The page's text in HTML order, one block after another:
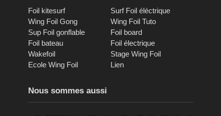
Foil kitesurf
Surf Foil éléctrique
Wing Foil Gong
Wing Foil Tuto
Sup Foil gonflable
Foil board
Foil bateau
Foil électrique
Wakefoil
Stage Wing Foil
Ecole Wing Foil
Lien
Nous sommes aussi